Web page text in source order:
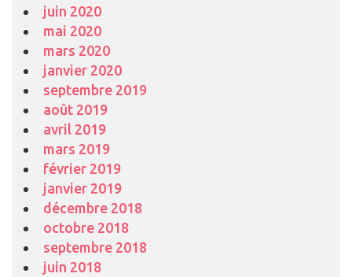
juin 2020
mai 2020
mars 2020
janvier 2020
septembre 2019
août 2019
avril 2019
mars 2019
février 2019
janvier 2019
décembre 2018
octobre 2018
septembre 2018
juin 2018